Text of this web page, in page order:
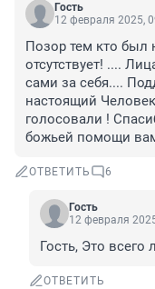
Гость
12 февраля 2025,
Позор тем кто был
отсутствует! ....
сами за себя....
настоящий
голосовали !
божьей помощи
ОТВЕТИТЬ 6
Гость
12 февраля
Гость, Это всего
ОТВЕТИТЬ